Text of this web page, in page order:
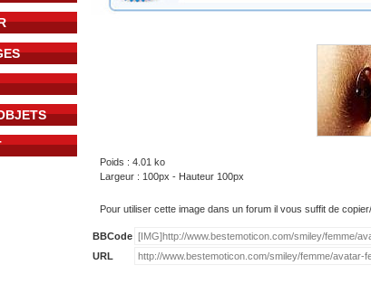
Poids : 4.01 ko
Largeur : 100px - Hauteur 100px
Pour utiliser cette image dans un forum il vous suffit de
BBCode
URL